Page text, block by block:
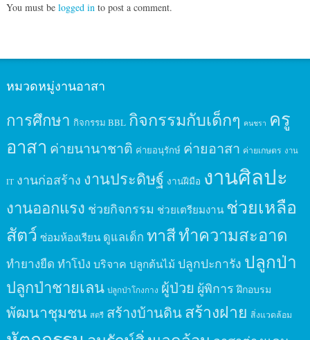
You must be logged into post a comment.
หมวดหมู่งานอาสา
การศึกษา กิจกรรม BBL กิจกรรมกับเด็กๆ คนชรา ครู
อาสา ค่ายนานาชาติ ค่ายอนุรักษ์ ค่ายอาสา ค่ายเกษตร งาน
IT งานก่อสร้าง งานประดิษฐ์ งานฝีมือ งานศิลปะ
งานออกแรง ช่วยกิจกรรม ช่วยเตรียมงาน ช่วยเหลือ
สัตว์ ซ่อมห้องเรียน ดูแลเด็ก ทาสีทำความสะอาด
ทำยางยืด ทำโป่ง บริจาค ปลูกต้นไม้ ปลูกปะการัง ปลูกป่า
ปลูกป่าชายเลน ปลูกป่าโกงกาง ผู้ป่วย ผู้พิการ ฝึกอบรม
พัฒนาชุมชน สตรี สร้างบ้านดินสร้างฝาย สิ่งแวดล้อม